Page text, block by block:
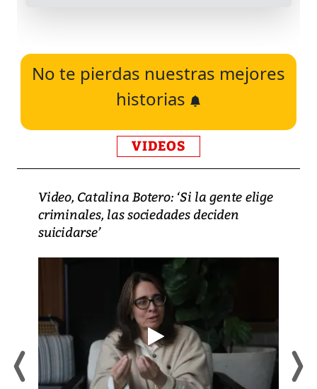
No te pierdas nuestras mejores
historias
VIDEOS
Video, Catalina Botero: ‘Si la gente elige
criminales, las sociedades deciden
suicidarse’